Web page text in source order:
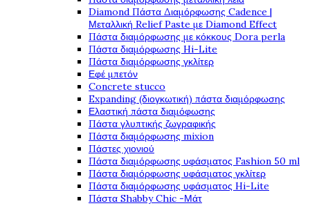
Diamond Πάστα Διαμόρφωσης Cadence |
Μεταλλική Relief Paste με Diamond Effect
Πάστα διαμόρφωσης με κόκκους Dora perla
Πάστα διαμόρφωσης Hi-Lite
Πάστα διαμόρφωσης γκλίτερ
Εφέ μπετόν
Concrete stucco
Expanding (διογκωτική) πάστα διαμόρφωσης
Ελαστική πάστα διαμόφωσης
Πάστα γλυπτικής ζωγραφικής
Πάστα διαμόρφωσης mixion
Πάστες χιονιού
Πάστα διαμόρφωσης υφάσματος Fashion 50 ml
Πάστα διαμόρφωσης υφάσματος γκλίτερ
Πάστα διαμόρφωσης υφάσματος Hi-Lite
Πάστα Shabby Chic -Μάτ